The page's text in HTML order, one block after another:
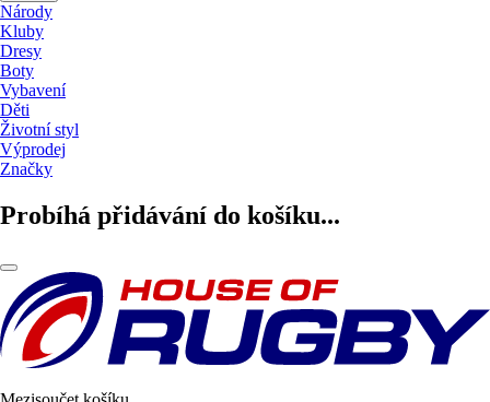
Národy
Kluby
Dresy
Boty
Vybavení
Děti
Životní styl
Výprodej
Značky
Probíhá přidávání do košíku...